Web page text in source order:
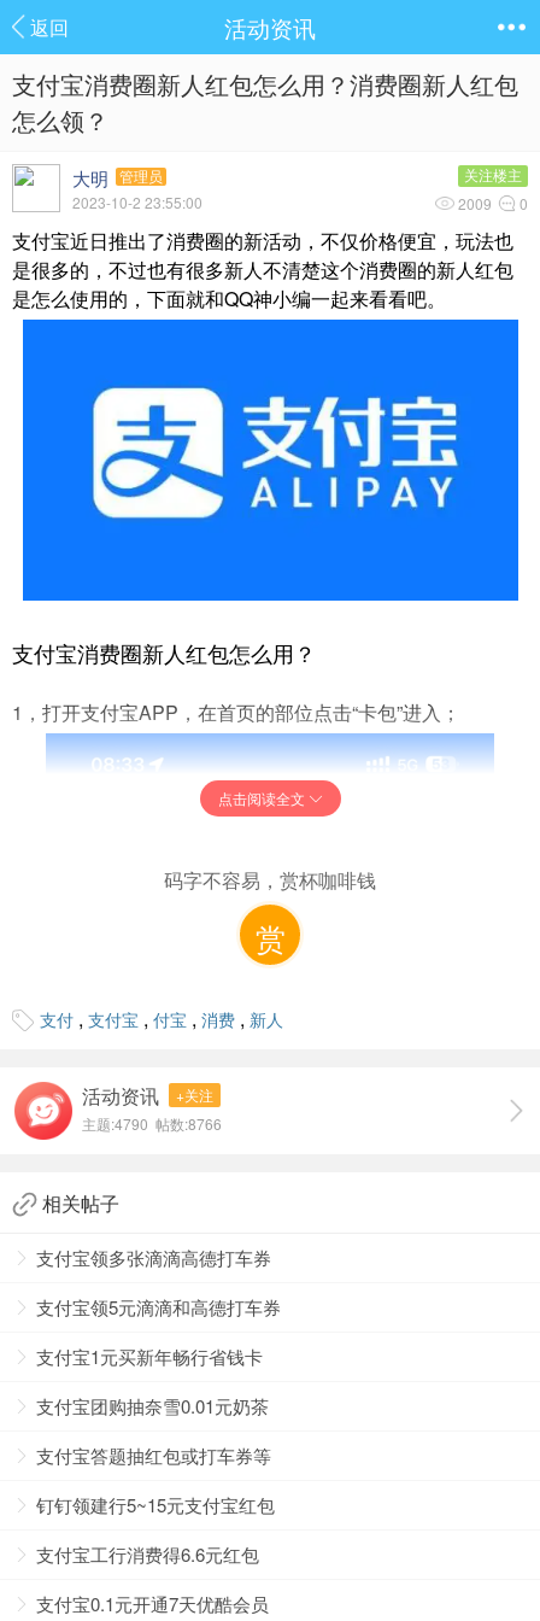
返回 活动资讯
支付宝消费圈新人红包怎么用？消费圈新人红包
怎么领？
大明 管理员
2023-10-2 23:55:00
关注楼主
2009 0
支付宝近日推出了消费圈的新活动，不仅价格便宜，玩法也
是很多的，不过也有很多新人不清楚这个消费圈的新人红包
是怎么使用的，下面就和QQ神小编一起来看看吧。
支付宝消费圈新人红包怎么用？
1，打开支付宝APP，在首页的部位点击“卡包”进入；
2，进入之后就可以找到你领取的消费券新人红包，点击去使
点击阅读全文
码字不容易，赏杯咖啡钱
赏
支付 , 支付宝 , 付宝 , 消费 , 新人
活动资讯
+关注
主题:4790 帖数:8766
相关帖子
支付宝领多张滴滴高德打车券
支付宝领5元滴滴和高德打车券
支付宝1元买新年畅行省钱卡
支付宝团购抽奈雪0.01元奶茶
支付宝答题抽红包或打车券等
钉钉领建行5~15元支付宝红包
支付宝工行消费得6.6元红包
支付宝0.1元开通7天优酷会员